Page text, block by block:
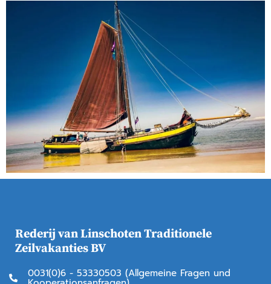
Rederij van Linschoten Traditionele
Zeilvakanties BV
0031(0)6 - 53330503 (Allgemeine Fragen und